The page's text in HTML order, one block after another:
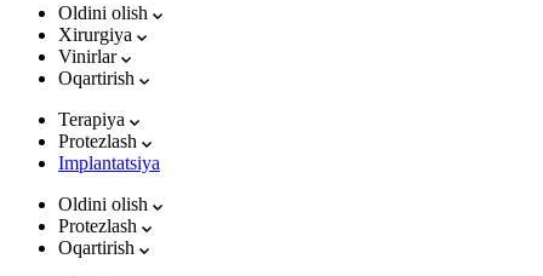
Oldini olish
Xirurgiya
Vinirlar
Oqartirish
Terapiya
Protezlash
Implantatsiya
Oldini olish
Protezlash
Oqartirish